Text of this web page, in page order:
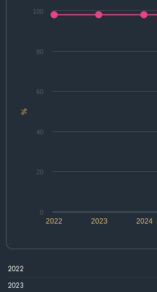
%
2022 2024
2023
0
20
40
60
80
100
2022
2023